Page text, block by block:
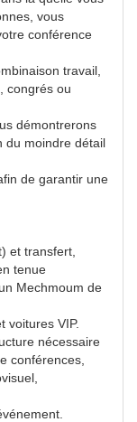
vous
conférence
travail,
congrés ou
démontrerons
du moindre détail
de garantir une
et transfert,
tenue
Mechmoum de
voitures VIP.
nécessaire
conférences,